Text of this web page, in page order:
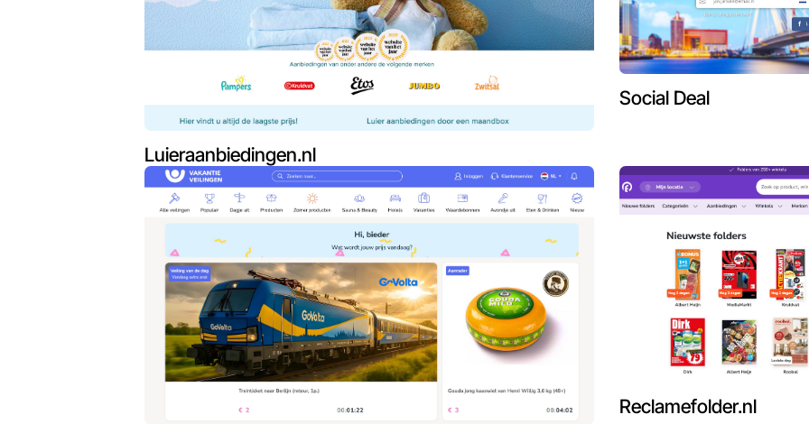
Luieraanbiedingen.nl
Social Deal
Reclamefolder.nl